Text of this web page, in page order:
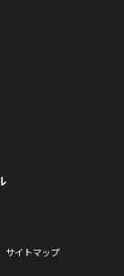
サイトマップ